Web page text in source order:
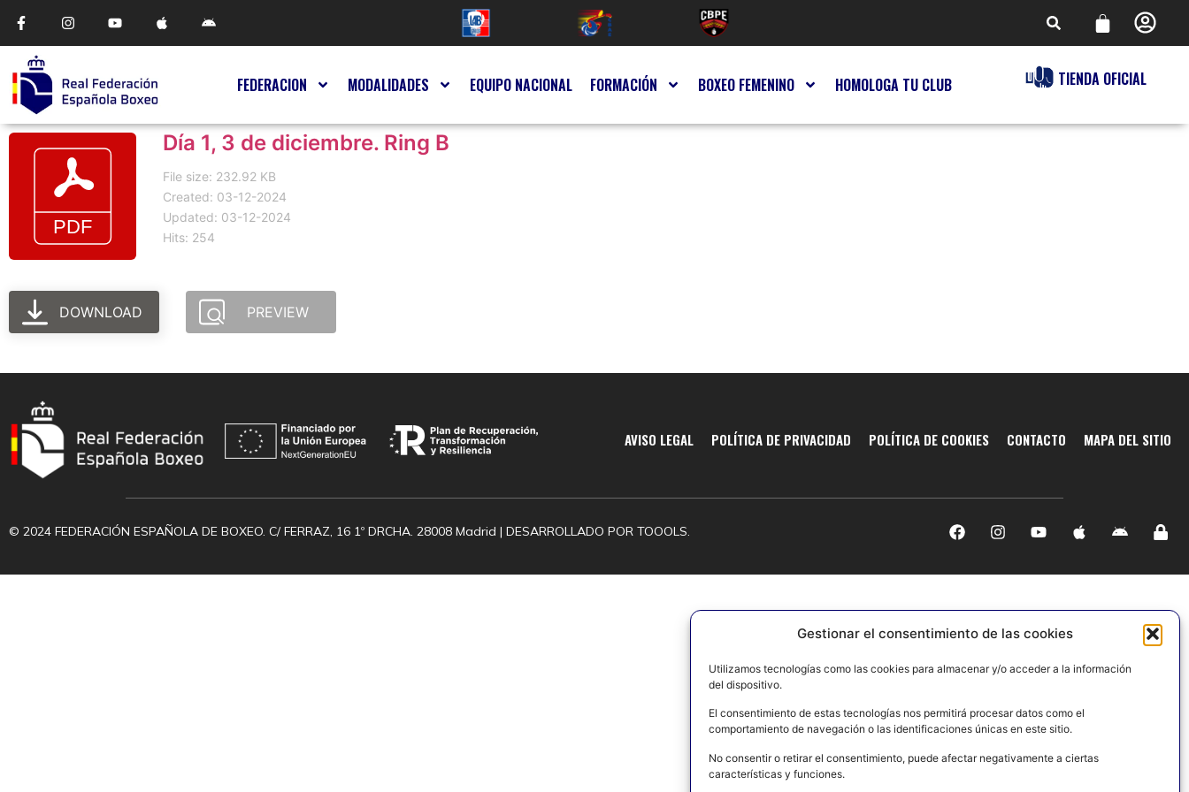
Gestionar el consentimiento de las cookies
Utilizamos tecnologías como las cookies para almacenar y/o acceder a la información
del dispositivo.
El consentimiento de estas tecnologías nos permitirá procesar datos como el
comportamiento de navegación o las identificaciones únicas en este sitio.
No consentir o retirar el consentimiento, puede afectar negativamente a ciertas
características y funciones.
FEDERACION MODALIDADES EQUIPO NACIONAL FORMACIÓN BOXEO FEMENINO HOMOLOGA TU CLUB TIENDA OFICIAL
Día 1, 3 de diciembre. Ring B
File size: 232.92 KB
Created: 03-12-2024
Updated: 03-12-2024
Hits: 254
DOWNLOAD PREVIEW
AVISO LEGAL POLÍTICA DE PRIVACIDAD POLÍTICA DE COOKIES CONTACTO MAPA DEL SITIO
© 2024 FEDERACIÓN ESPAÑOLA DE BOXEO. C/ FERRAZ, 16 1º DRCHA. 28008 Madrid | DESARROLLADO POR TOOOLS.